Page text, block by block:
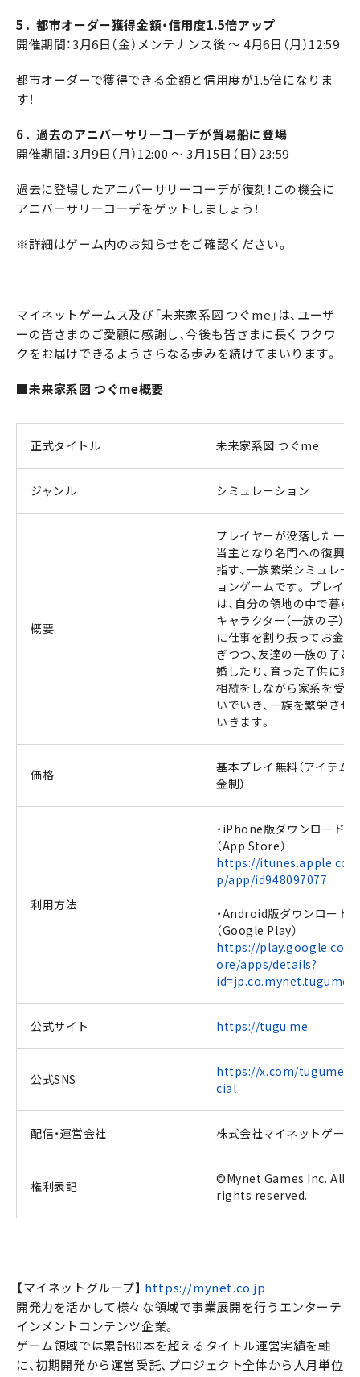
5．都市オーダー獲得金額・信用度1.5倍アップ
開催期間：3月6日（金）メンテナンス後 ～ 4月6日（月）12:59
都市オーダーで獲得できる金額と信用度が1.5倍になりま
す！
6．過去のアニバーサリーコーデが貿易船に登場
開催期間：3月9日（月）12:00 ～ 3月15日（日）23:59
過去に登場したアニバーサリーコーデが復刻！この機会に
アニバーサリーコーデをゲットしましょう！
※詳細はゲーム内のお知らせをご確認ください。
マイネットゲームス及び「未来家系図 つぐme」は、ユーザ
ーの皆さまのご愛顧に感謝し、今後も皆さまに長くワクワ
クをお届けできるようさらなる歩みを続けてまいります。
■未来家系図 つぐme概要
正式タイトル 未来家系図 つぐme
ジャンル シミュレーション
概要
プレイヤーが没落した一族
当主となり名門への復興を
指す、一族繁栄シミュレー
ョンゲームです。 プレイヤ
は、自分の領地の中で暮ら
キャラクター（一族の子）た
に仕事を割り振ってお金を
ぎつつ、友達の一族の子と
婚したり、育った子供に家
相続をしながら家系を受け
いでいき、一族を繁栄させ
いきます。
価格
基本プレイ無料（アイテム
金制）
利用方法
・iPhone版ダウンロード
（App Store）
https://
p/app/id948097077
・Android版ダウンロード
（Google Play）
https://
ore/apps/details?
id=jp.co.mynet.tugume
公式サイト https://tugu.me
公式SNS
https://x.com/
cial
配信・運営会社 株式会社マイネットゲーム
権利表記
©Mynet Games Inc. All
rights reserved.
【マイネットグループ】 https://mynet.co.jp
開発力を活かして様々な領域で事業展開を行うエンターテ
インメントコンテンツ企業。
ゲーム領域では累計80本を超えるタイトル運営実績を軸
に、初期開発から運営受託、プロジェクト全体から人月単位